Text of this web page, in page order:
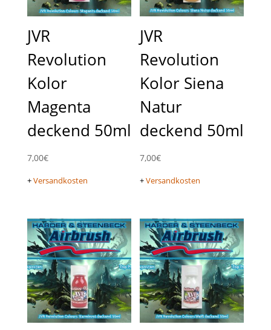
JVR
Revolution
Kolor
Magenta
deckend 50ml
7,00€
+Versandkosten
JVR
Revolution
Kolor Siena
Natur
deckend 50ml
7,00€
+Versandkosten